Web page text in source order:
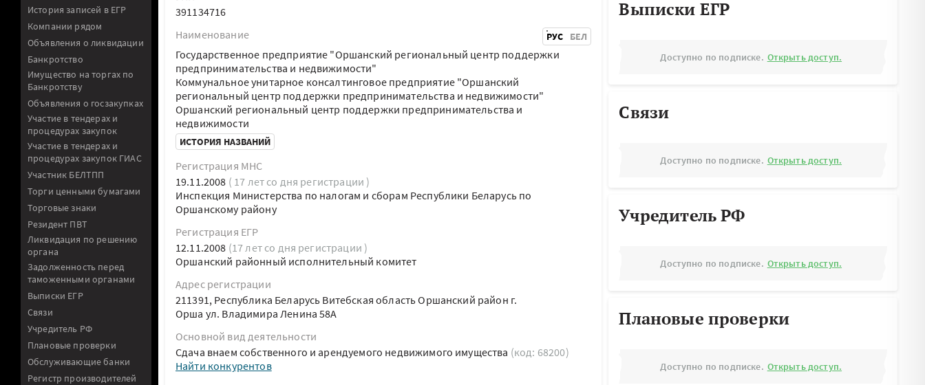
История записей в ЕГР
Компании рядом
Объявления о ликвидации
Банкротство
Имущество на торгах по
Банкротству
Объявления о госзакупках
Участие в тендерах и
процедурах закупок
Участие в тендерах и
процедурах закупок ГИАС
Участник БЕЛТПП
Торги ценными бумагами
Торговые знаки
Резидент ПВТ
Ликвидация по решению
органа
Задолженность перед
таможенными органами
Выписки ЕГР
Связи
Учредитель РФ
Плановые проверки
Обслуживающие банки
Регистр производителей
391134716
Наименование
РУС БЕЛ
Государственное предприятие "Оршанский региональный центр поддержки
предпринимательства и недвижимости"
Коммунальное унитарное консалтинговое предприятие "Оршанский
региональный центр поддержки предпринимательства и недвижимости"
Оршанский региональный центр поддержки предпринимательства и
недвижимости
ИСТОРИЯ НАЗВАНИЙ
Регистрация МНС
19.11.2008 ( 17 лет со дня регистрации )
Инспекция Министерства по налогам и сборам Республики Беларусь по
Оршанскому району
Регистрация ЕГР
12.11.2008 (17 лет со дня регистрации )
Оршанский районный исполнительный комитет
Адрес регистрации
211391, Республика Беларусь Витебская область Оршанский район г.
Орша ул. Владимира Ленина 58А
Основной вид деятельности
Сдача внаем собственного и арендуемого недвижимого имущества (код: 68200)
Найти конкурентов
Выписки ЕГР
Доступно по подписке. Открыть доступ.
Связи
Доступно по подписке. Открыть доступ.
Учредитель РФ
Доступно по подписке. Открыть доступ.
Плановые проверки
Доступно по подписке. Открыть доступ.